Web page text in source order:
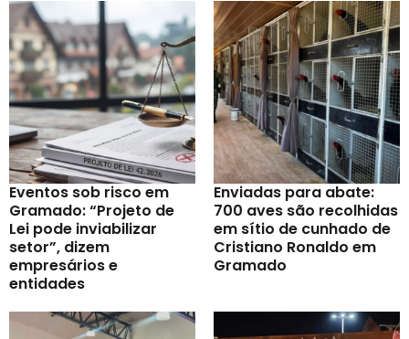
Eventos sob risco em
Gramado: “Projeto de
Lei pode inviabilizar
setor”, dizem
empresários e
entidades
Enviadas para abate:
700 aves são recolhidas
em sítio de cunhado de
Cristiano Ronaldo em
Gramado